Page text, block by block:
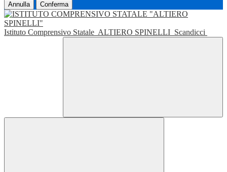
Annulla Conferma
Istituto Comprensivo Statale ALTIERO SPINELLI Scandicci